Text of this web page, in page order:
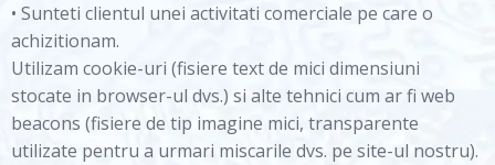
• Sunteti clientul unei activitati comerciale pe care o
achizitionam.
Utilizam cookie-uri (fisiere text de mici dimensiuni
stocate in browser-ul dvs.) si alte tehnici cum ar fi web
beacons (fisiere de tip imagine mici, transparente
utilizate pentru a urmari miscarile dvs. pe site-ul nostru).